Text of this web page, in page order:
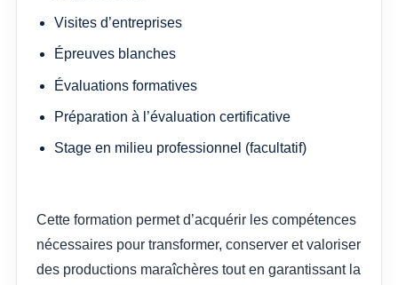
Visites d’entreprises
Épreuves blanches
Évaluations formatives
Préparation à l’évaluation certificative
Stage en milieu professionnel (facultatif)
Cette formation permet d’acquérir les compétences
nécessaires pour transformer, conserver et valoriser
des productions maraîchères tout en garantissant la